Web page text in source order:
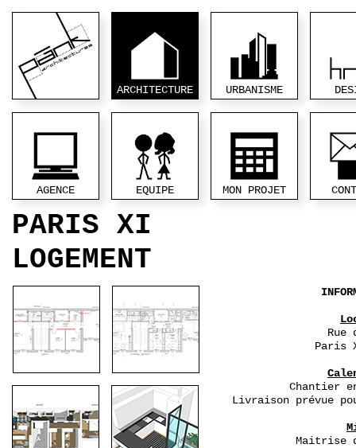
ARCHITECTURE URBANISME
AGENCE EQUIPE MON PROJET
PARIS XI
LOGEMENT
Rue
Paris
Chantier
Livraison prévue
Maitrise